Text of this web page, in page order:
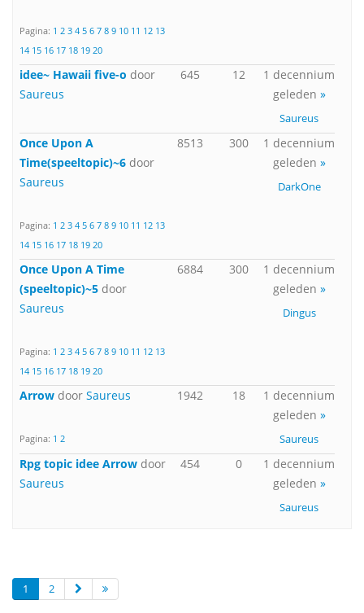
Pagina: 1 2 3 4 5 6 7 8 9 10 11 12 13
14 15 16 17 18 19 20
idee~ Hawaii five-o door
Saureus
645 12
1 decennium
geleden »
Saureus
Once Upon A
Time(speeltopic)~6 door
Saureus
Pagina: 1 2 3 4 5 6 7 8 9 10 11 12 13
14 15 16 17 18 19 20
8513 300
1 decennium
geleden »
DarkOne
Once Upon A Time
(speeltopic)~5 door
Saureus
Pagina: 1 2 3 4 5 6 7 8 9 10 11 12 13
14 15 16 17 18 19 20
6884 300
1 decennium
geleden »
Dingus
Arrow door Saureus
Pagina: 1 2
1942 18
1 decennium
geleden »
Saureus
Rpg topic idee Arrow door
Saureus
454 0
1 decennium
geleden »
Saureus
1 2